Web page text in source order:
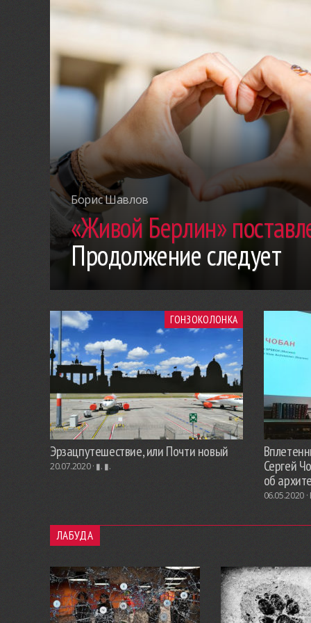
Борис Шавлов
«Живой Берлин»
Продолжение следует
ГОНЗОКОЛОНКА
Эрзацпутешествие, или Почти новый
20.07.2020 · ▮. ▮.
Сергей
об
06.05.2020 ·
ЛАБУДА